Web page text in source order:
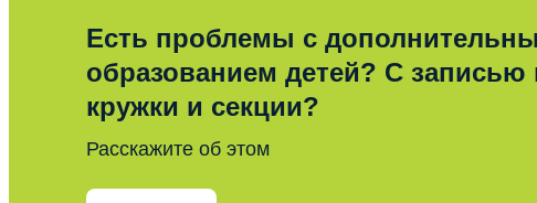
Есть проблемы с
образованием детей? С записью
кружки и секции?
Расскажите об этом